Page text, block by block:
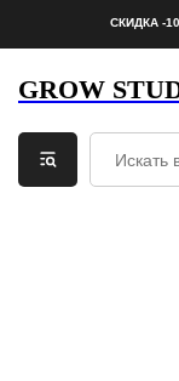
СКИДКА -
GROW